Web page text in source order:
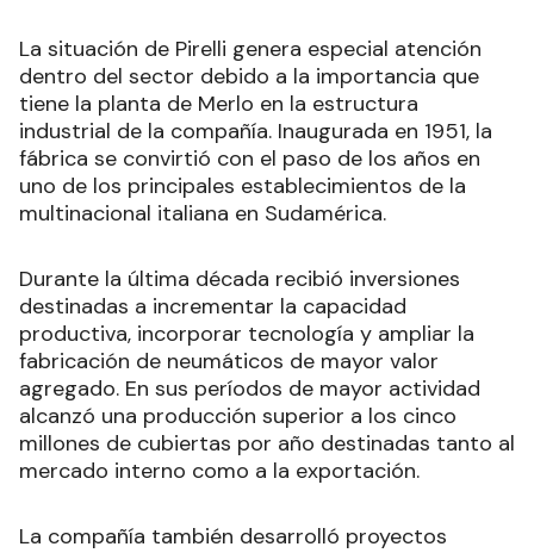
La situación de Pirelli genera especial atención
dentro del sector debido a la importancia que
tiene la planta de Merlo en la estructura
industrial de la compañía. Inaugurada en 1951, la
fábrica se convirtió con el paso de los años en
uno de los principales establecimientos de la
multinacional italiana en Sudamérica.
Durante la última década recibió inversiones
destinadas a incrementar la capacidad
productiva, incorporar tecnología y ampliar la
fabricación de neumáticos de mayor valor
agregado. En sus períodos de mayor actividad
alcanzó una producción superior a los cinco
millones de cubiertas por año destinadas tanto al
mercado interno como a la exportación.
La compañía también desarrolló proyectos